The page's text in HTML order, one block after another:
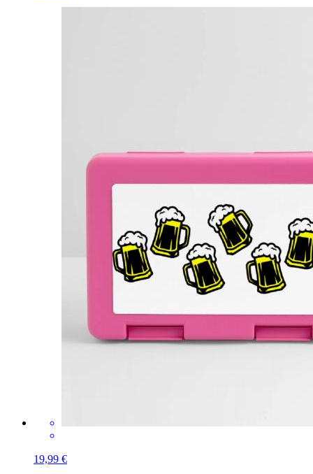
19,99 €